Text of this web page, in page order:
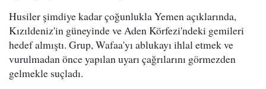
Husiler şimdiye kadar çoğunlukla Yemen açıklarında,
Kızıldeniz'in güneyinde ve Aden Körfezi'ndeki gemileri
hedef almıştı. Grup, Wafaa'yı ablukayı ihlal etmek ve
vurulmadan önce yapılan uyarı çağrılarını görmezden
gelmekle suçladı.